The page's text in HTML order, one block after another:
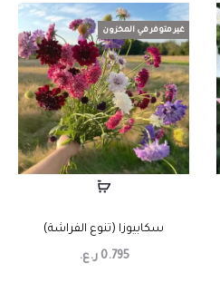
غير متوفر في المخزون
سكابيوزا (تنوع الفراشة)
0.795 ر.ع.